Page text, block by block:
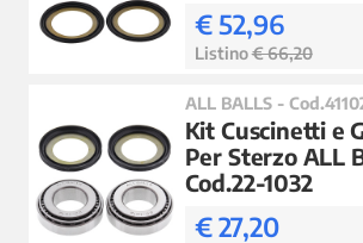
€ 52,96
Listino€ 66,20
ALL BALLS -
Kit Cuscinetti e
Per Sterzo ALL
Cod.22-1032
€ 27,20